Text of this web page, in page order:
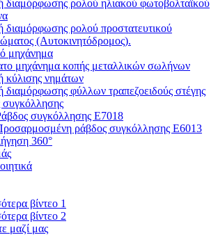
διαμόρφωσης ρολού ηλιακού φωτοβολταϊκού
διαμόρφωσης ρολού προστατευτικού
(Αυτοκινητόδρομος).
μηχάνημα
μηχάνημα κοπής μεταλλικών σωλήνων
κύλισης νημάτων
φύλλων τραπεζοειδούς στέγης
συγκόλλησης
συγκόλλησης E7018
ράβδος συγκόλλησης E6013
360°
βίντεο 1
βίντεο 2
μαζί μας